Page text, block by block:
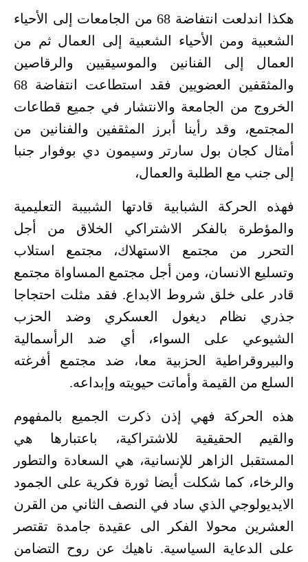
هكذا اندلعت انتفاضة 68 من الجامعات إلى الأحياء
الشعبية ومن الأحياء الشعبية إلى العمال ثم من
العمال إلى الفنانين والموسيقيين والرقاصين
والمثقفين العضويين فقد استطاعت انتفاضة 68
الخروج من الجامعة والانتشار في جميع قطاعات
المجتمع، وقد رأينا أبرز المثقفين والفنانين من
أمثال كجان بول سارتر وسيمون دي بوفوار جنبا
إلى جنب مع الطلبة والعمال،
فهذه الحركة الشبابية قادتها الشبيبة التعليمية
والمؤطرة بالفكر الاشتراكي الخلاق من أجل
التحرر من مجتمع الاستهلاك، مجتمع استلاب
وتسليع الانسان، ومن أجل مجتمع المساواة مجتمع
قادر على خلق شروط الابداع. فقد مثلت احتجاجا
جذري نظام ديغول العسكري وضد الحزب
الشيوعي على السواء، أي ضد الرأسمالية
والبيروقراطية الحزبية معا، ضد مجتمع أفرغته
السلع من القيمة وأماتت حيويته وإبداعه.
هذه الحركة فهي إذن ذكرت الجميع بالمفهوم
والقيم الحقيقية للاشتراكية، باعتبارها هي
المستقبل الزاهر للإنسانية، هي السعادة والتطور
والرخاء، كما شكلت أيضا ثورة فكرية على الجمود
الايديولوجي الذي ساد في النصف الثاني من القرن
العشرين محولا الفكر الى عقيدة جامدة تقتصر
على الدعاية السياسية. ناهيك عن روح التضامن